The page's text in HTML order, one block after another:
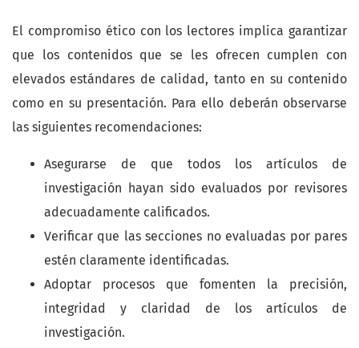
El compromiso ético con los lectores implica garantizar
que los contenidos que se les ofrecen cumplen con
elevados estándares de calidad, tanto en su contenido
como en su presentación. Para ello deberán observarse
las siguientes recomendaciones:
Asegurarse de que todos los artículos de
investigación hayan sido evaluados por revisores
adecuadamente calificados.
Verificar que las secciones no evaluadas por pares
estén claramente identificadas.
Adoptar procesos que fomenten la precisión,
integridad y claridad de los artículos de
investigación.